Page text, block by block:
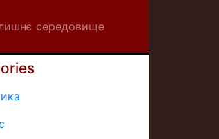
середовище